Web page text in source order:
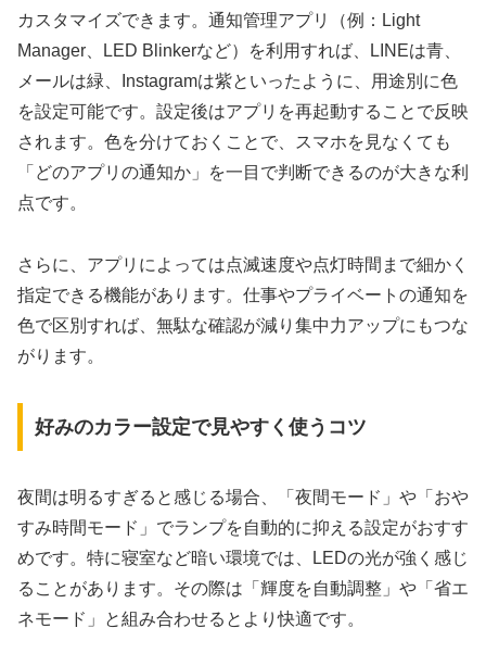
カスタマイズできます。通知管理アプリ（例：Light
Manager、LED Blinkerなど）を利用すれば、LINEは青、
メールは緑、Instagramは紫といったように、用途別に色
を設定可能です。設定後はアプリを再起動することで反映
されます。色を分けておくことで、スマホを見なくても
「どのアプリの通知か」を一目で判断できるのが大きな利
点です。
さらに、アプリによっては点滅速度や点灯時間まで細かく
指定できる機能があります。仕事やプライベートの通知を
色で区別すれば、無駄な確認が減り集中力アップにもつな
がります。
好みのカラー設定で見やすく使うコツ
夜間は明るすぎると感じる場合、「夜間モード」や「おや
すみ時間モード」でランプを自動的に抑える設定がおすす
めです。特に寝室など暗い環境では、LEDの光が強く感じ
ることがあります。その際は「輝度を自動調整」や「省エ
ネモード」と組み合わせるとより快適です。